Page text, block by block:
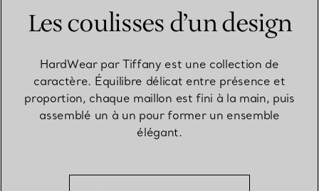
Les coulisses d’un design
HardWear par Tiffany est une collection de
caractère. Équilibre délicat entre présence et
proportion, chaque maillon est fini à la main, puis
assemblé un à un pour former un ensemble
élégant.